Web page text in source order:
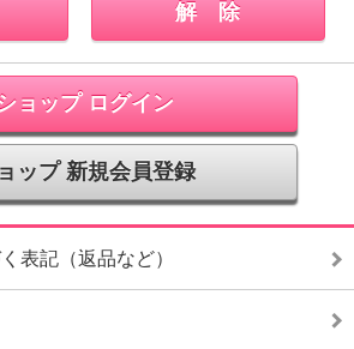
ョップ ログイン
ップ 新規会員登録
表記（返品など）